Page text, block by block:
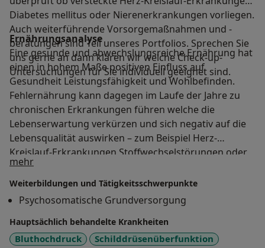
Diabetes mellitus oder Nierenerkrankungen vorliegen.
Auch weiterführende Vorsorgemaßnahmen und -
beratungen sind Teil unseres Portfolios. Sprechen Sie
uns gerne an dann klären wir welche Check-up-
Untersuchungen für Sie individuell geeignet sind.
Ernährungsanalyse
Eine gesunde und abwechslungsreiche Ernährung hat
einen in hohem Maße positiven Einfluss auf
Gesundheit Leistungsfähigkeit und Wohlbefinden.
Fehlernährung kann dagegen im Laufe der Jahre zu
chronischen Erkrankungen führen welche die
Lebenserwartung verkürzen und sich negativ auf die
Lebensqualität auswirken – zum Beispiel Herz-
Kreislauf-Erkrankungen Stoffwechselstörungen oder
chronische Entzündungen. Bei angeborenen oder
bestehenden Erkrankungen kann eine darauf
abgestimmte Ernährung den Verlauf günstig
beeinflussen Beschwerden lindern Folgeerkrankungen
vermeiden und den Therapieerfolg
fördern. Unsere Ernährungsanalyse ermittelt Ihre
mehrÜber mich
Weiterbildungen und Tätigkeitsschwerpunkte
Psychosomatische Grundversorgung
Hauptsächlich behandelte Krankheiten
Bluthochdruck
Schilddrüsenüberfunktion